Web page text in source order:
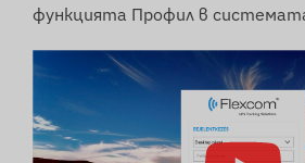
функцията Профил в